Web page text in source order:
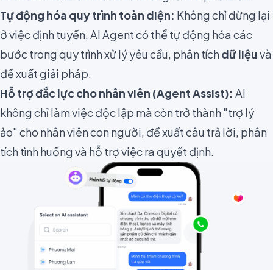
Tự động hóa quy trình toàn diện: Không chỉ dừng lại
ở việc định tuyến, AI Agent có thể tự động hóa các
bước trong quy trình xử lý yêu cầu, phân tíchdữ liệuvà
đề xuất giải pháp.
Hỗ trợ đắc lực cho nhân viên (Agent Assist): AI
không chỉ làm việc độc lập mà còn trở thành "trợ lý
ảo" cho nhân viên con người, đề xuất câu trả lời, phân
tích tình huống và hỗ trợ việc ra quyết định.